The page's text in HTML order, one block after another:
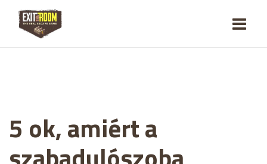
5 ok, amiért a